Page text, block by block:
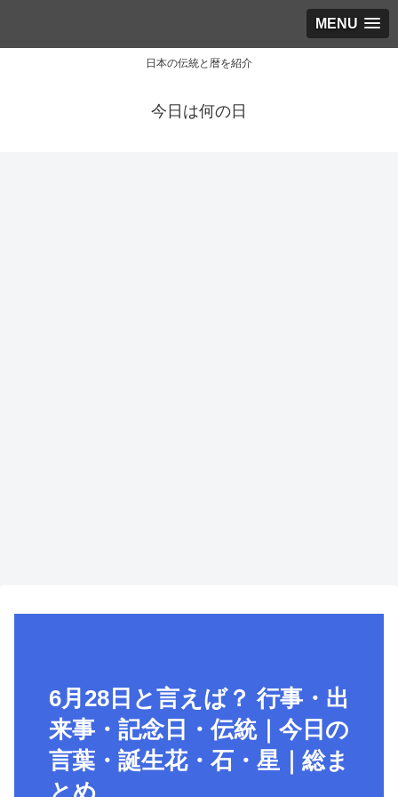
MENU
日本の伝統と暦を紹介
今日は何の日
6月28日と言えば？ 行事・出
来事・記念日・伝統｜今日の
言葉・誕生花・石・星｜総ま
とめ